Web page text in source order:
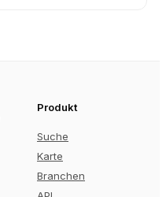
Produkt
Suche
Karte
Branchen